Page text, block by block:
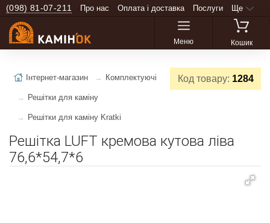
(098) 81-07-211 Про нас Оплата і доставка Послуги Ще
Меню Кошик
Код товару: 1284
Інтернет-магазин Комплектуючі
Решітки для каміну
Решітки для каміну Kratki
Решітка LUFT кремова кутова ліва
76,6*54,7*6